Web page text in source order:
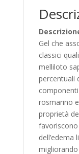
Gel che
classici
melliloto
percentuali
rosmarino
proprietà
dell’edema